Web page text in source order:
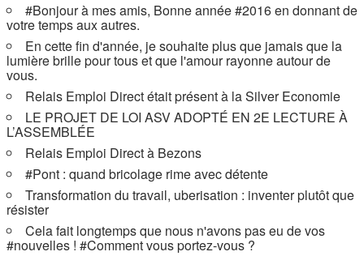
#Bonjour à mes amis, Bonne année #2016 en donnant de
votre temps aux autres.
En cette fin d'année, je souhaite plus que jamais que la
lumière brille pour tous et que l'amour rayonne autour de
vous.
Relais Emploi Direct était présent à la Silver Economie
LE PROJET DE LOI ASV ADOPTÉ EN 2E LECTURE À
L’ASSEMBLÉE
Relais Emploi Direct à Bezons
#Pont : quand bricolage rime avec détente
Transformation du travail, uberisation : inventer plutôt que
résister
Cela fait longtemps que nous n'avons pas eu de vos
#nouvelles ! #Comment vous portez-vous ?